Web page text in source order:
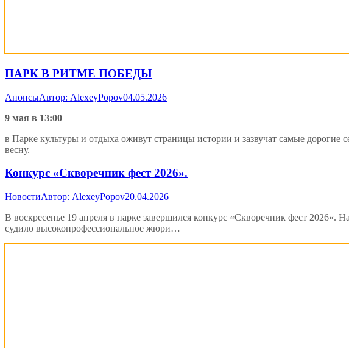
ПАРК В РИТМЕ ПОБЕДЫ
АнонсыАвтор: AlexeyPopov04.05.2026
9 мая в 13:00
в Парке культуры и отдыха оживут страницы истории и зазвучат самые
весну.
Конкурс «Скворечник фест 2026».
НовостиАвтор: AlexeyPopov20.04.2026
В воскресенье 19 апреля в парке завершился конкурс «Скворечник фест 2026«.
судило высокопрофессиональное жюри…